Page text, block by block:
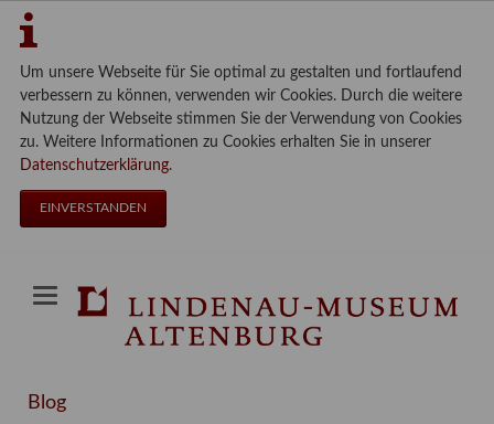
Um unsere Webseite für Sie optimal zu gestalten und fortlaufend
verbessern zu können, verwenden wir Cookies. Durch die weitere
Nutzung der Webseite stimmen Sie der Verwendung von Cookies
zu. Weitere Informationen zu Cookies erhalten Sie in unserer
Datenschutzerklärung.
EINVERSTANDEN
Blog